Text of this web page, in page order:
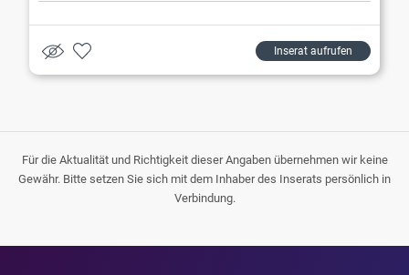
Inserat aufrufen
Für die Aktualität und Richtigkeit dieser Angaben übernehmen wir keine
Gewähr. Bitte setzen Sie sich mit dem Inhaber des Inserats persönlich in
Verbindung.